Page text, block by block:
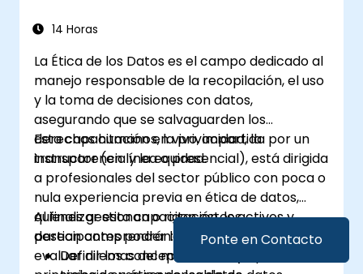
Ponte en Contacto
Aplicar las mejores prácticas de
nube.
14 Horas
La Ética de los Datos es el campo dedicado al
manejo responsable de la recopilación, el uso
y la toma de decisiones con datos,
asegurando que se salvaguarden los
derechos humanos, la privacidad, la
transparencia y la equidad.
Esta capacitación en vivo, impartida por un
instructor (en línea o presencial), está dirigida
a profesionales del sector público con poca o
nula experiencia previa en ética de datos,
quienes gestionan o rigen estos activos y
desean comprender los riesgos éticos,
evaluar dilemas del mundo real y aplicar
Al finalizar esta capacitación, los
participantes podrán:
Definir los conceptos clave y marcos de